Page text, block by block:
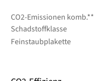
CO2-Emissionen komb.**
Schadstoffklasse
Feinstaubplakette